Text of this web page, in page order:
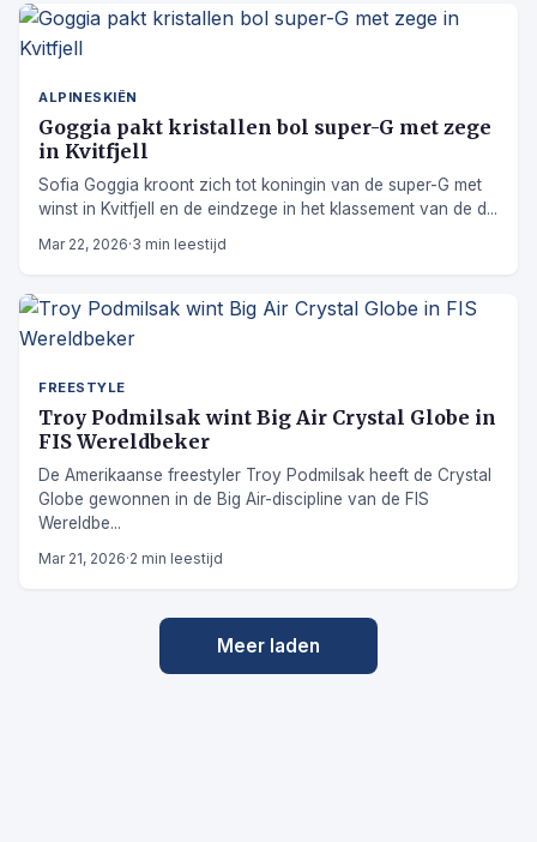
ALPINESKIËN
Goggia pakt kristallen bol super-G met zege
in Kvitfjell
Sofia Goggia kroont zich tot koningin van de super-G met
winst in Kvitfjell en de eindzege in het klassement van de d...
Mar 22, 2026·3 min leestijd
FREESTYLE
Troy Podmilsak wint Big Air Crystal Globe in
FIS Wereldbeker
De Amerikaanse freestyler Troy Podmilsak heeft de Crystal
Globe gewonnen in de Big Air-discipline van de FIS
Wereldbe...
Mar 21, 2026·2 min leestijd
Meer laden